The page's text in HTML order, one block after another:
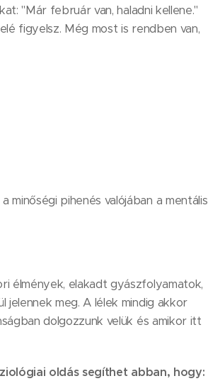
"Már február van, haladni kellene."
figyelsz. Még most is rendben van,
minőségi pihenés valójában a mentális
élmények, elakadt gyászfolyamatok,
meg. A lélek mindig akkor
dolgozzunk velük és amikor itt
oldás segíthet abban, hogy: